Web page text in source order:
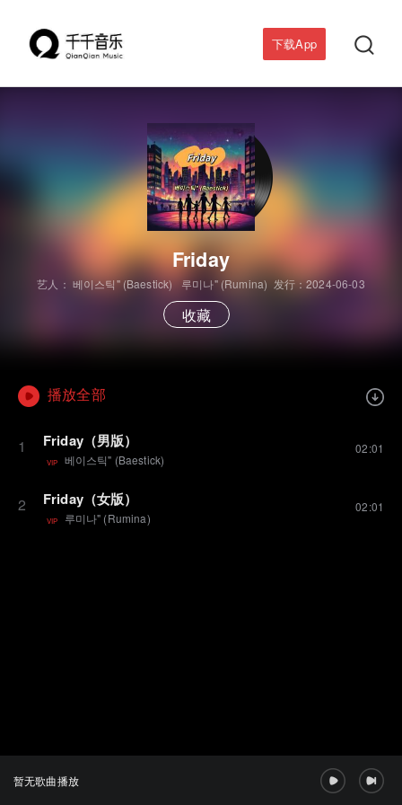
下载App 
Friday
艺人： 베이스틱" (Baestick) 루미나" (Rumina) 发行：2024-06-03
收藏
播放全部
1 Friday（男版）
VIP 베이스틱" (Baestick)
02:01
2 Friday（女版）
VIP 루미나" (Rumina)
02:01
暂无歌曲播放